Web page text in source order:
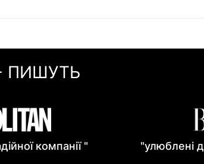
ПИШУТЬ
компанії "
"улюблені